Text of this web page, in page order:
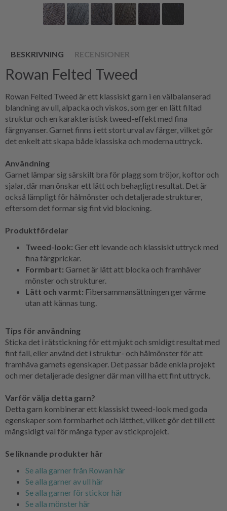
BESKRIVNING RECENSIONER
Rowan Felted Tweed
Rowan Felted Tweed är ett klassiskt garn i en välbalanserad
blandning av ull, alpacka och viskos, som ger en lätt filtad
struktur och en karakteristisk tweed-effekt med fina
färgnyanser. Garnet finns i ett stort urval av färger, vilket gör
det enkelt att skapa både klassiska och moderna uttryck.
Användning
Garnet lämpar sig särskilt bra för plagg som tröjor, koftor och
sjalar, där man önskar ett lätt och behagligt resultat. Det är
också lämpligt för hålmönster och detaljerade strukturer,
eftersom det formar sig fint vid blockning.
Produktfördelar
Tweed-look: Ger ett levande och klassiskt uttryck med
fina färgprickar.
Formbart: Garnet är lätt att blocka och framhäver
mönster och strukturer.
Lätt och varmt: Fibersammansättningen ger värme
utan att kännas tung.
Tips för användning
Sticka det i rätstickning för ett mjukt och smidigt resultat med
fint fall, eller använd det i struktur- och hålmönster för att
framhäva garnets egenskaper. Det passar både enkla projekt
och mer detaljerade designer där man vill ha ett fint uttryck.
Varför välja detta garn?
Detta garn kombinerar ett klassiskt tweed-look med goda
egenskaper som formbarhet och lätthet, vilket gör det till ett
mångsidigt val för många typer av stickprojekt.
Se liknande produkter här
Se alla garner från Rowan här
Se alla garner av ull här
Se alla garner för stickor här
Se alla mönster här